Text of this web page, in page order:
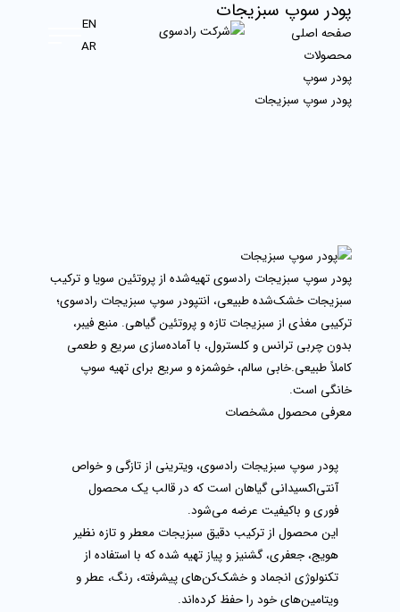
EN
AR
پودر سوپ سبزیجات
صفحه اصلی
محصولات
پودر سوپ
پودر سوپ سبزیجات
پودر سوپ سبزیجات رادسوی تهیه‌شده از پروتئین سویا و ترکیب
سبزیجات خشک‌شده طبیعی، انتپودر سوپ سبزیجات رادسوی؛
ترکیبی مغذی از سبزیجات تازه و پروتئین گیاهی. منبع فیبر،
بدون چربی ترانس و کلسترول، با آماده‌سازی سریع و طعمی
کاملاً طبیعی.خابی سالم، خوشمزه و سریع برای تهیه سوپ
خانگی است.
معرفی محصولمشخصات
پودر سوپ سبزیجات رادسوی، ویترینی از تازگی و خواص
آنتی‌اکسیدانی گیاهان است که در قالب یک محصول
فوری و باکیفیت عرضه می‌شود.
این محصول از ترکیب دقیق سبزیجات معطر و تازه نظیر
هویج، جعفری، گشنیز و پیاز تهیه شده که با استفاده از
تکنولوژی انجماد و خشک‌کن‌های پیشرفته، رنگ، عطر و
ویتامین‌های خود را حفظ کرده‌اند.